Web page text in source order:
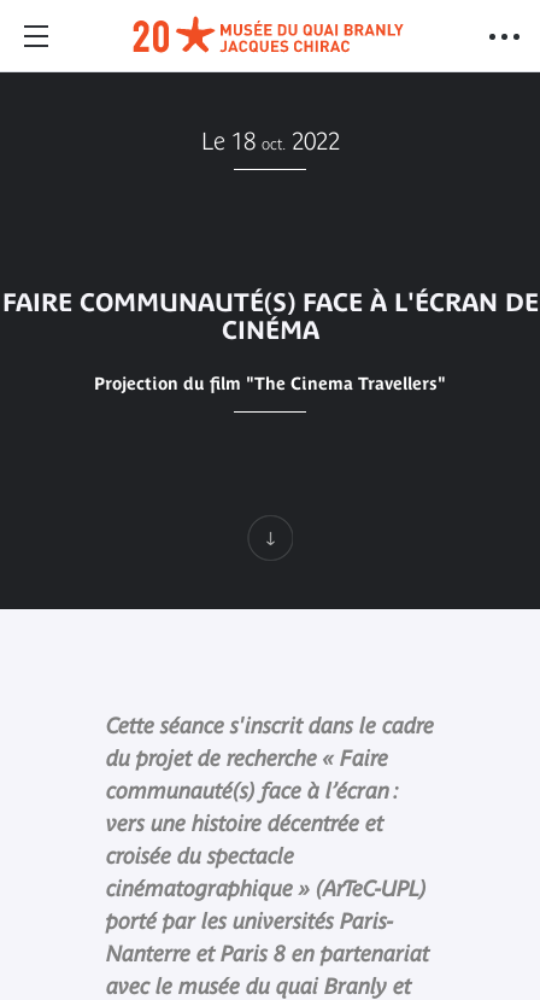
Le 18 oct. 2022
FAIRE COMMUNAUTÉ(S) FACE À L'ÉCRAN DE
CINÉMA
Projection du film "The Cinema Travellers"
Cette séance s'inscrit dans le cadre
du projet de recherche « Faire
communauté(s) face à l’écran :
vers une histoire décentrée et
croisée du spectacle
cinématographique » (ArTeC-UPL)
porté par les universités Paris-
Nanterre et Paris 8 en partenariat
avec le musée du quai Branly et